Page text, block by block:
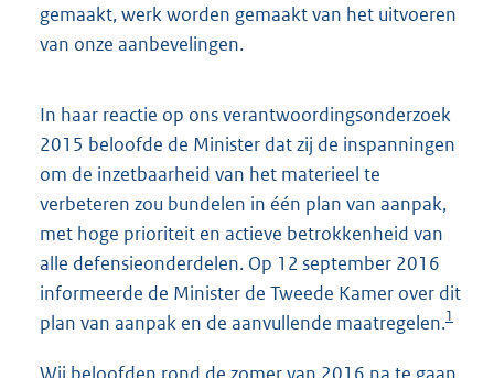
gemaakt, werk worden gemaakt van het uitvoeren
van onze aanbevelingen.
In haar reactie op ons verantwoordingsonderzoek
2015 beloofde de Minister dat zij de inspanningen
om de inzetbaarheid van het materieel te
verbeteren zou bundelen in één plan van aanpak,
met hoge prioriteit en actieve betrokkenheid van
alle defensieonderdelen. Op 12 september 2016
informeerde de Minister de Tweede Kamer over dit
plan van aanpak en de aanvullende maatregelen.1